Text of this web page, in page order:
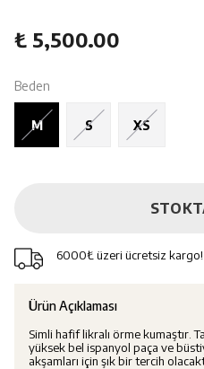
₺ 5,500.00
Beden
M S XS
6000₺ üzeri ücretsiz kargo!
Ürün Açıklaması
Simli hafif likralı örme kumaştır.
yüksek bel ispanyol paça ve
akşamları için şık bir tercih